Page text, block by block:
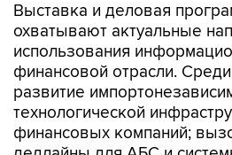
Выставка и деловая
охватывают актуальные
использования
финансовой отрасли.
развитие
технологической
финансовых компаний;